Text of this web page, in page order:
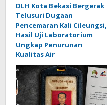
DLH Kota Bekasi Bergerak
Telusuri Dugaan
Pencemaran Kali Cileungsi,
Hasil Uji Laboratorium
Ungkap Penurunan
Kualitas Air